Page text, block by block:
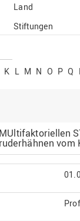
Land
Stiftungen
K L M N O P Q
vom